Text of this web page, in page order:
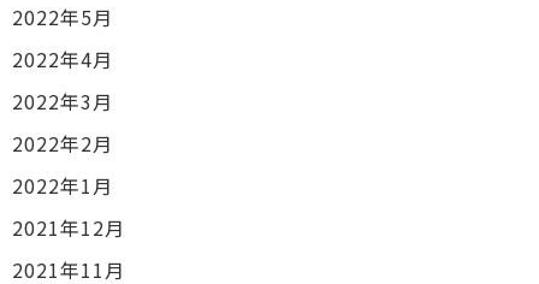
2022年5月
2022年4月
2022年3月
2022年2月
2022年1月
2021年12月
2021年11月